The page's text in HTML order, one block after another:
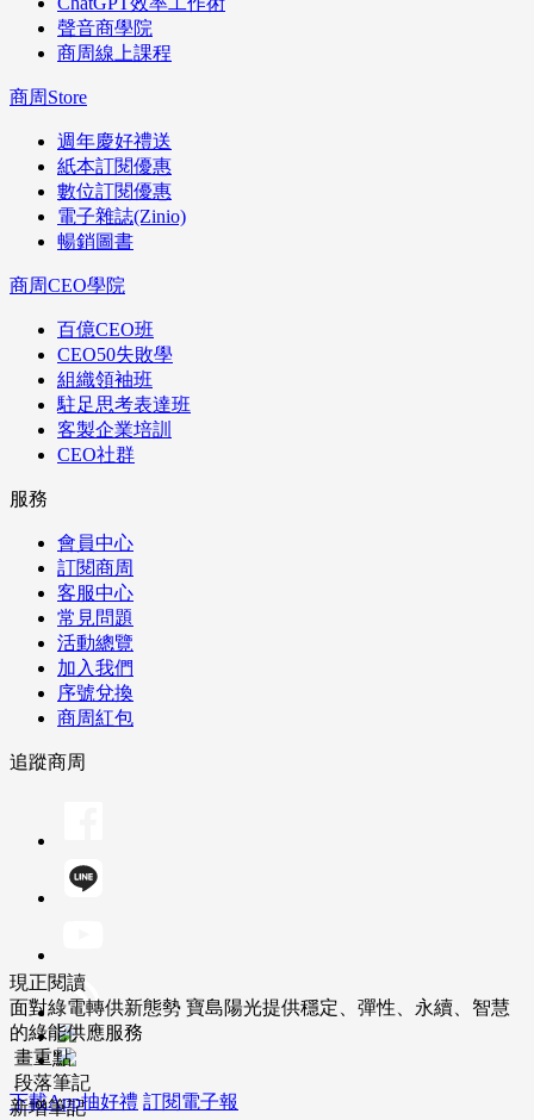
聲音商學院
商周線上課程
商周Store
週年慶好禮送
紙本訂閱優惠
數位訂閱優惠
電子雜誌(Zinio)
暢銷圖書
商周CEO學院
百億CEO班
CEO50失敗學
組織領袖班
駐足思考表達班
客製企業培訓
CEO社群
服務
會員中心
訂閱商周
客服中心
常見問題
活動總覽
加入我們
序號兌換
商周紅包
追蹤商周
下載App抽好禮 訂閱電子報
現正閱讀
面對綠電轉供新態勢 寶島陽光提供穩定、彈性、永續、智慧
的綠能供應服務
畫重點
段落筆記
新增筆記